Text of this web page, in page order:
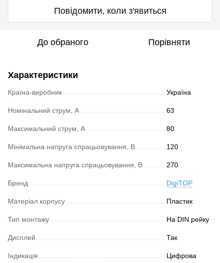
Повідомити, коли з'явиться
До обраного Порівняти
Характеристики
Країна-виробник Україна
Номінальний струм, А 63
Максимальний струм, А 80
Мінімальна напруга спрацьовування, В 120
Максимальна напруга спрацьовування, В 270
Бренд DigiTOP
Матеріал корпусу Пластик
Тип монтажу На DIN рейку
Дисплей Так
Індикація Цифрова